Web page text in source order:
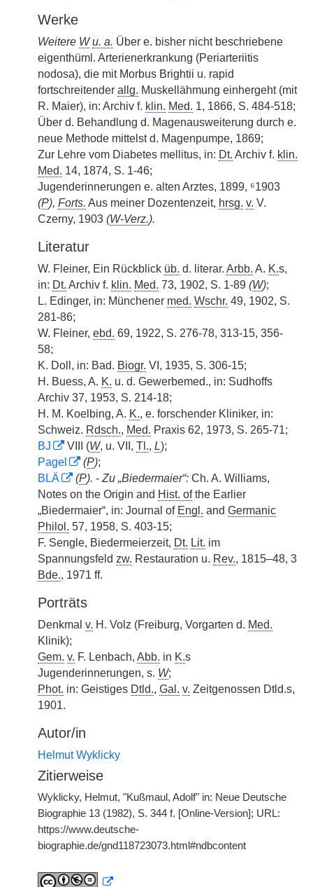
Werke
Weitere W u. a. Über e. bisher nicht beschriebene
eigenthüml. Arterienerkrankung (Periarteriitis
nodosa), die mit Morbus Brightii u. rapid
fortschreitender allg. Muskellähmung einhergeht (mit
R. Maier), in: Archiv f. klin. Med. 1, 1866, S. 484-518;
Über d. Behandlung d. Magenausweiterung durch e.
neue Methode mittelst d. Magenpumpe, 1869;
Zur Lehre vom Diabetes mellitus, in: Dt. Archiv f. klin.
Med. 14, 1874, S. 1-46;
Jugenderinnerungen e. alten Arztes, 1899, ⁶1903
(P), Forts. Aus meiner Dozentenzeit, hrsg. v. V.
Czerny, 1903 (W-Verz.).
Literatur
W. Fleiner, Ein Rückblick üb. d. literar. Arbb. A. K.s,
in: Dt. Archiv f. klin. Med. 73, 1902, S. 1-89 (W);
L. Edinger, in: Münchener med. Wschr. 49, 1902, S.
281-86;
W. Fleiner, ebd. 69, 1922, S. 276-78, 313-15, 356-
58;
K. Doll, in: Bad. Biogr. VI, 1935, S. 306-15;
H. Buess, A. K. u. d. Gewerbemed., in: Sudhoffs
Archiv 37, 1953, S. 214-18;
H. M. Koelbing, A. K., e. forschender Kliniker, in:
Schweiz. Rdsch., Med. Praxis 62, 1973, S. 265-71;
BJ
VIII (W, u. VII, Tl., L);
Pagel
(P);
BLÄ
(P). - Zu „Biedermaier“: Ch. A. Williams,
Notes on the Origin and Hist. ofthe Earlier
„Biedermaier“, in: Journal of Engl. and Germanic
Philol. 57, 1958, S. 403-15;
F. Sengle, Biedermeierzeit, Dt. Lit. im
Spannungsfeld zw. Restauration u. Rev., 1815–48, 3
Bde., 1971 ff.
Porträts
Denkmal v. H. Volz (Freiburg, Vorgarten d. Med.
Klinik);
Gem. v. F. Lenbach, Abb. in K.s
Jugenderinnerungen, s. W;
Phot. in: Geistiges Dtld., Gal. v. Zeitgenossen Dtld.s,
1901.
Autor/in
Helmut Wyklicky
Zitierweise
Wyklicky, Helmut, "Kußmaul, Adolf" in: Neue Deutsche
Biographie 13 (1982), S. 344 f. [Online-Version]; URL:
https://www.deutsche-
biographie.de/gnd118723073.html#ndbcontent